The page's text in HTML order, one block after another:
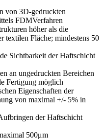
von 3D-gedruckten
FDMVerfahren
höher als die
textilen Fläche; mindestens 50
Sichtbarkeit der Haftschicht
an ungedruckten Bereichen
Fertigung möglich
Eigenschaften der
von maximal +/- 5% in
der Haftschicht
500μm